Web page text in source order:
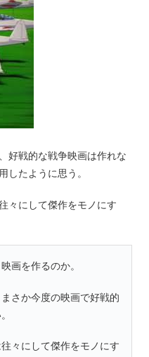
好戦的な戦争映画は作れな
したように思う。
々にして傑作をモノにす
画を作るのか。
さか今度の映画で好戦的
々にして傑作をモノにす